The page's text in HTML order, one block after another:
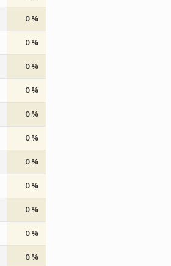
0 %
0 %
0 %
0 %
0 %
0 %
0 %
0 %
0 %
0 %
0 %